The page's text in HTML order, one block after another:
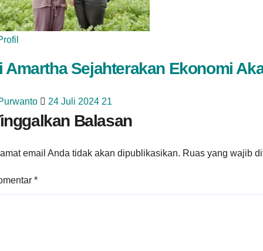
Amartha Sejahterakan Ekonomi
24 Juli 2024 21
Balasan
email Anda tidak akan dipublikasikan. Ruas yang wajib
*